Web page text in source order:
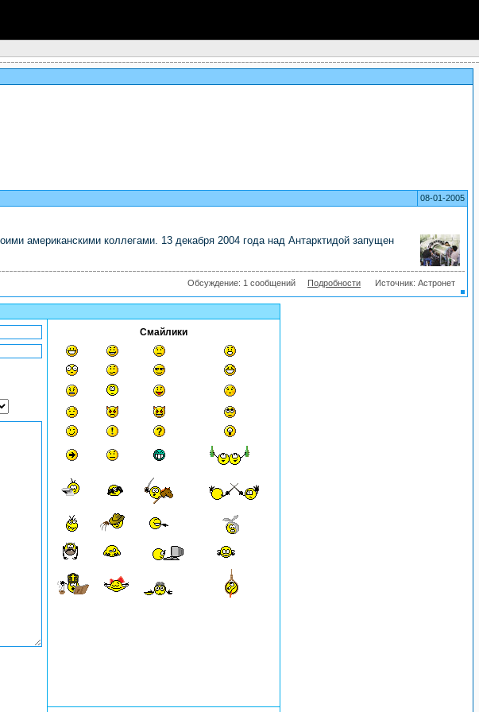
08-01-2005
американскими коллегами. 13 декабря 2004 года над Антарктидой запущен
Обсуждение: 1 сообщений Подробности Источник: Астронет
Смайлики